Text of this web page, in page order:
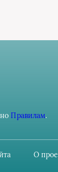
Правилам.
О